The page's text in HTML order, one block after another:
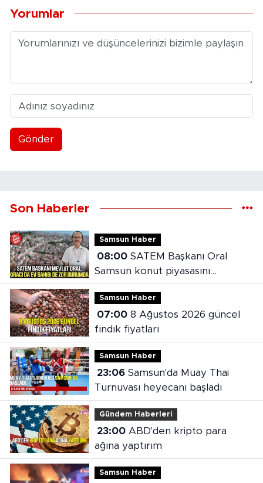
Yorumlar
Gönder
Son Haberler
Samsun Haber
08:00SATEM Başkanı Oral
Samsun konut piyasasını
değerlendirdi
Samsun Haber
07:008 Ağustos 2026 güncel
fındık fiyatları
Samsun Haber
23:06Samsun'da Muay Thai
Turnuvası heyecanı başladı
Gündem Haberleri
23:00ABD'den kripto para
ağına yaptırım
Samsun Haber